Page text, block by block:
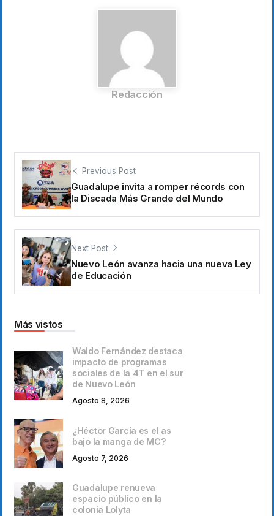
Redacción
Previous Post
Guadalupe invita a romper récords con
la Discada Más Grande del Mundo
Next Post
Nuevo León avanza hacia una nueva Ley
de Educación
Más vistos
Waldo Fernández destaca
impacto de programas
sociales de la 4T en el sur
de Nuevo León
Agosto 8, 2026
¿Héctor García es el as
bajo la manga de MC?
Agosto 7, 2026
Guadalupe renueva
espacio público en la
colonia Lolyta